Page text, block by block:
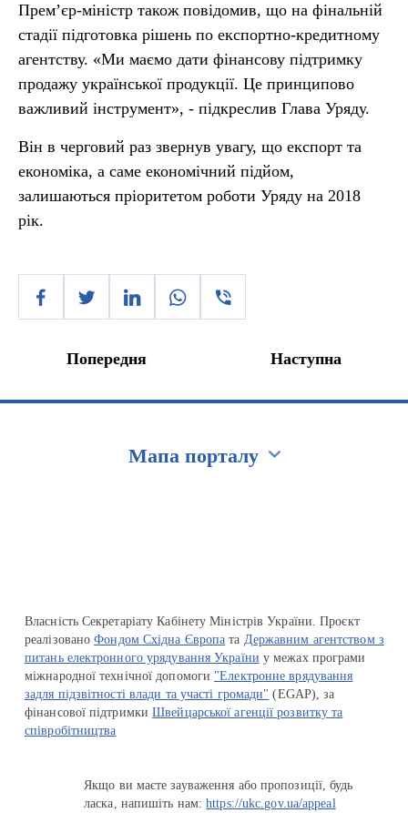
Прем’єр-міністр також повідомив, що на фінальній
стадії підготовка рішень по експортно-кредитному
агентству. «Ми маємо дати фінансову підтримку
продажу української продукції. Це принципово
важливий інструмент», - підкреслив Глава Уряду.
Він в черговий раз звернув увагу, що експорт та
економіка, а саме економічний підйом,
залишаються пріоритетом роботи Уряду на 2018
рік.
Попередня Наступна
Мапа порталу
Власність Секретаріату Кабінету Міністрів України. Проєкт
реалізованоФондом Східна Європа та Державним агентством з
питань електронного урядування України у межах програми
міжнародної технічної допомоги "Електронне врядування
задля підзвітності влади та участі громади" (EGAP), за
фінансової підтримкиШвейцарської агенції розвитку та
співробітництва
Якщо ви маєте зауваження або пропозиції, будь
ласка, напишіть нам:https://ukc.gov.ua/appeal